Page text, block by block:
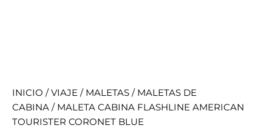
INICIO /VIAJE / MALETAS / MALETAS DE
CABINA / MALETA CABINA FLASHLINE AMERICAN
TOURISTER CORONET BLUE